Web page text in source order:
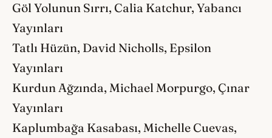
Göl Yolunun Sırrı, Calia Katchur, Yabancı
Yayınları
Tatlı Hüzün, David Nicholls, Epsilon
Yayınları
Kurdun Ağzında, Michael Morpurgo, Çınar
Yayınları
Kaplumbağa Kasabası, Michelle Cuevas,